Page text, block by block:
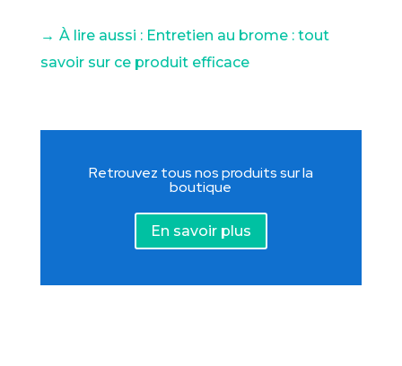
→ À lire aussi : Entretien au brome : tout
savoir sur ce produit efficace
Retrouvez tous nos produits sur la
boutique
En savoir plus